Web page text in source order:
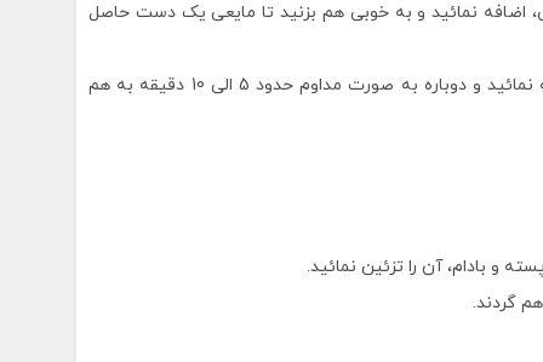
اضافه نمائید و به خوبی هم بزنید تا مایعی یک دست حاصل
7) هنگامی که حلوای به دست آمده رنگ تیره ای پیدا کرد، به آن ارده اضافه نمائید و دوباره به صورت مداوم حدود 5 الی 10 دقیقه به هم